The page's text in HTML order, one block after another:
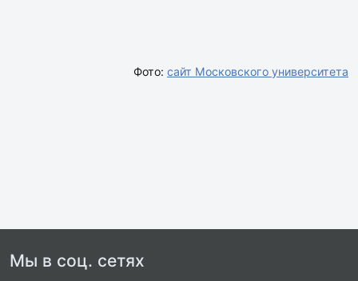
Фото: сайт Московского университета
Мы в соц. сетях